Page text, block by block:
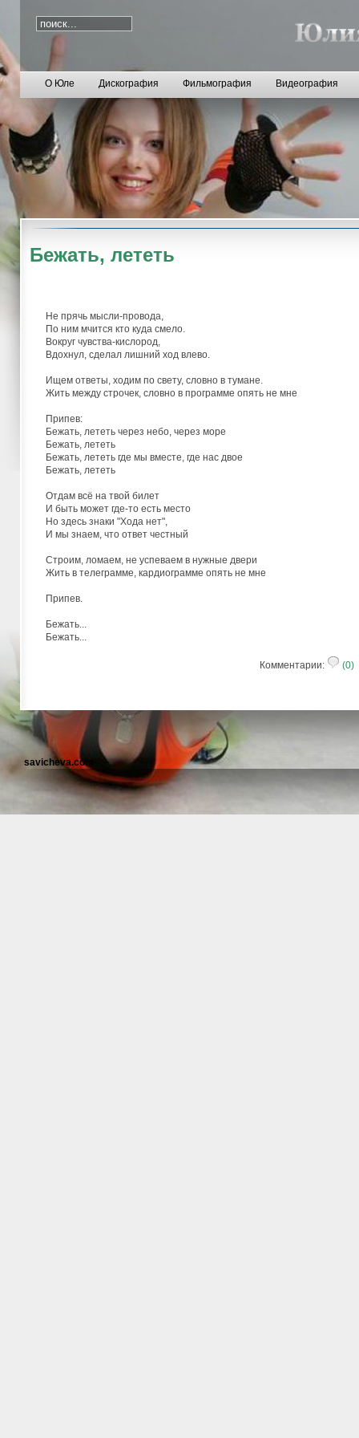
О Юле Дискография Фильмография Видеография
Бежать, лететь
Не прячь мысли-провода,
По ним мчится кто куда смело.
Вокруг чувства-кислород,
Вдохнул, сделал лишний ход влево.
Ищем ответы, ходим по свету, словно в тумане.
Жить между строчек, словно в программе опять не мне
Припев:
Бежать, лететь через небо, через море
Бежать, лететь
Бежать, лететь где мы вместе, где нас двое
Бежать, лететь
Отдам всё на твой билет
И быть может где-то есть место
Но здесь знаки "Хода нет",
И мы знаем, что ответ честный
Строим, ломаем, не успеваем в нужные двери
Жить в телеграмме, кардиограмме опять не мне
Припев.
Бежать...
Бежать...
Комментарии: (0)
savicheva.com